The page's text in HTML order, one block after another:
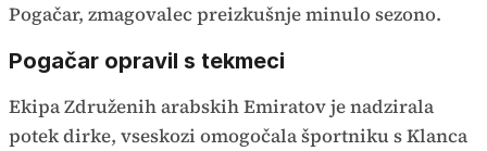
Pogačar, zmagovalec preizkušnje minulo sezono.
Pogačar opravil s tekmeci
Ekipa Združenih arabskih Emiratov je nadzirala
potek dirke, vseskozi omogočala športniku s Klanca